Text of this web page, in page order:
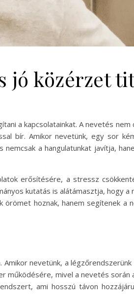
jó közérzet
a kapcsolatainkat. A nevetés nem
bír. Amikor nevetünk, egy sor
a hangulatunkat javítja,
erősítésére, a stressz
kutatás is alátámasztja, hogy a
hoznak, hanem segítenek a
nevetünk, a légzőrendszerünk
működésére, mivel a nevetés során
ami hosszú távon